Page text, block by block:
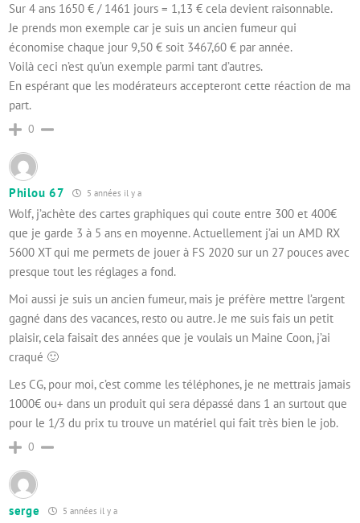
Sur 4 ans 1650 € / 1461 jours = 1,13 € cela devient raisonnable.
Je prends mon exemple car je suis un ancien fumeur qui
économise chaque jour 9,50 € soit 3467,60 € par année.
Voilà ceci n’est qu’un exemple parmi tant d’autres.
En espérant que les modérateurs accepteront cette réaction de ma
part.
0
Philou 67 5 années il y a
Wolf, j’achète des cartes graphiques qui coute entre 300 et 400€
que je garde 3 à 5 ans en moyenne. Actuellement j’ai un AMD RX
5600 XT qui me permets de jouer à FS 2020 sur un 27 pouces avec
presque tout les réglages a fond.
Moi aussi je suis un ancien fumeur, mais je préfère mettre l’argent
gagné dans des vacances, resto ou autre. Je me suis fais un petit
plaisir, cela faisait des années que je voulais un Maine Coon, j’ai
craqué 🙂
Les CG, pour moi, c’est comme les téléphones, je ne mettrais jamais
1000€ ou+ dans un produit qui sera dépassé dans 1 an surtout que
pour le 1/3 du prix tu trouve un matériel qui fait très bien le job.
0
serge 5 années il y a